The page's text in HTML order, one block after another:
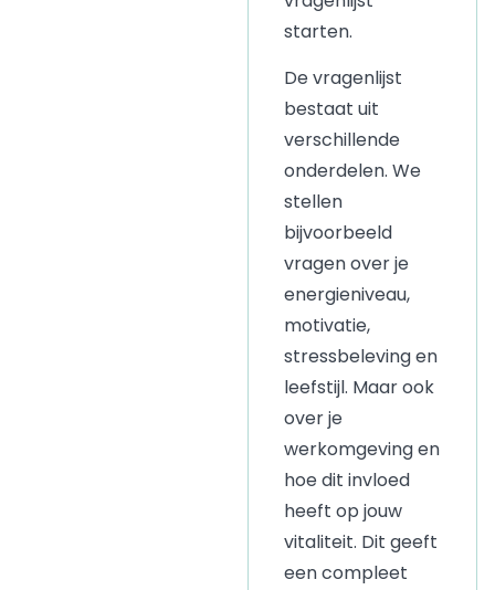
starten.
De vragenlijst
bestaat uit
verschillende
onderdelen. We
stellen
bijvoorbeeld
vragen over je
energieniveau,
motivatie,
stressbeleving en
leefstijl. Maar ook
over je
werkomgeving en
hoe dit invloed
heeft op jouw
vitaliteit. Dit geeft
een compleet